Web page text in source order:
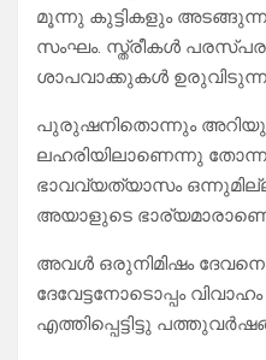
മൂന്നു കുട്ടികളും അടങ്ങുന്ന
സംഘം. സ്ത്രീകൾ
ശാപവാക്കുകൾ
പുരുഷനിതൊന്നും
ലഹരിയിലാണെന്നു
ഭാവവ്യത്യാസം
അയാളുടെ
അവൾ ഒരുനിമിഷം
ദേവേട്ടനോടൊപ്പം
എത്തിപ്പെട്ടിട്ടു